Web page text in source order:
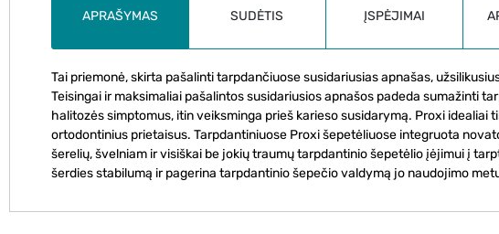
APRAŠYMAS SUDĖTIS ĮSPĖJIMAI
Tai priemonė, skirta pašalinti tarpdančiuose susidariusias apnašas,
Teisingai ir maksimaliai pašalintos susidariusios apnašos padeda sumažinti
halitozės simptomus, itin veiksminga prieš karieso susidarymą. Proxi
ortodontinius prietaisus. Tarpdantiniuose Proxi šepetėliuose integruota
šerelių, švelniam ir visiškai be jokių traumų tarpdantinio šepetėlio įėjimui į
šerdies stabilumą ir pagerina tarpdantinio šepečio valdymą jo naudojimo